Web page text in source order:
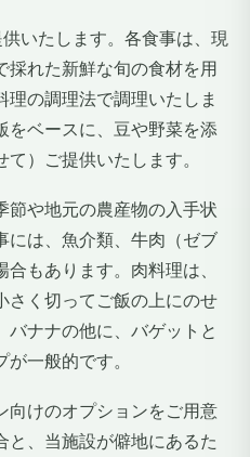
いたします。各食事は、現
採れた新鮮な旬の食材を用
の調理法で調理いたしま
をベースに、豆や野菜を添
）ご提供いたします。
節や地元の農産物の入手状
には、魚介類、牛肉（ゼブ
もあります。肉料理は、
さく切ってご飯の上にのせ
バナナの他に、バゲットと
一般的です。
向けのオプションをご用意
と、当施設が僻地にあるた